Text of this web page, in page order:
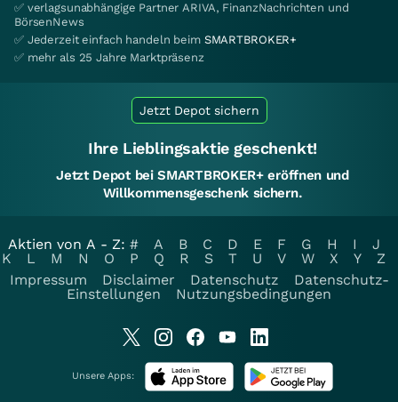
✅ verlagsunabhängige Partner ARIVA, FinanzNachrichten und
BörsenNews
✅ Jederzeit einfach handeln beim SMARTBROKER+
✅ mehr als 25 Jahre Marktpräsenz
Jetzt Depot sichern
Ihre Lieblingsaktie geschenkt!
Jetzt Depot bei SMARTBROKER+ eröffnen und
Willkommensgeschenk sichern.
Aktien von A - Z: # A B C D E F G H I
J
K
L M N O P Q R S T U V W X Y
Z
Impressum
Disclaimer Datenschutz
Datenschutz-
Einstellungen
Nutzungsbedingungen
Unsere Apps: